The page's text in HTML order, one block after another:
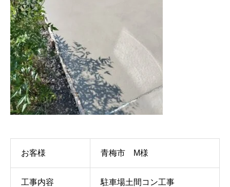
お客様 青梅市 M様
工事内容 駐車場土間コン工事